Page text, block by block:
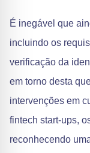
É inegável que
incluindo os
verificação da
em torno desta
intervenções em
fintech start-ups,
reconhecendo